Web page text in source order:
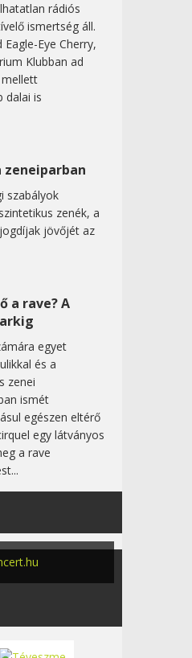
rádiós
ismertség áll.
Eye Cherry,
Klubban ad
dalai is
zeneiparban
szabályok
zenék, a
jövőjét az
a rave? A
egyet
és a
zenei
ismét
egészen eltérő
egy látványos
a rave